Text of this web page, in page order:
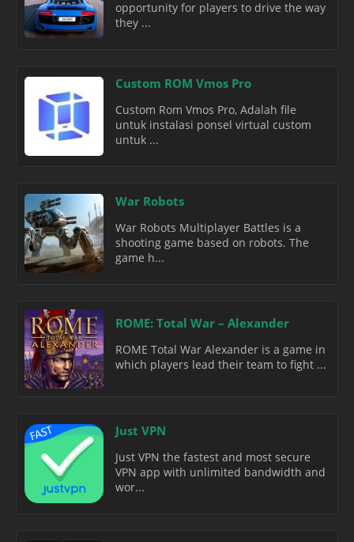
opportunity for players to drive the way
they ...
Custom ROM Vmos Pro
Custom Rom Vmos Pro, Adalah file
untuk instalasi ponsel virtual custom
untuk ...
War Robots
War Robots Multiplayer Battles is a
shooting game based on robots. The
game h...
ROME: Total War – Alexander
ROME Total War Alexander is a game in
which players lead their team to fight ...
Just VPN
Just VPN the fastest and most secure
VPN app with unlimited bandwidth and
wor...